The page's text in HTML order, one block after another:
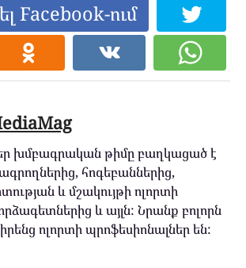
Facebook-ում
խմբագրական թիմը բաղկացած է
հոգեբաններից,
և մշակույթի ոլորտի
և այլն: Նրանք բոլորն
իրենց ոլորտի պրոֆեսիոնալներ են: